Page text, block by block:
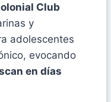
Club
y
adolescentes
evocando
en días